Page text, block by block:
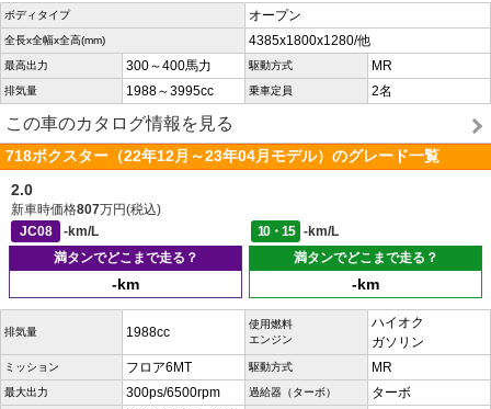
ボディタイプ オープン
全長x全幅x全高(mm) 4385x1800x1280/他
最高出力 300～400馬力 駆動方式 MR
排気量 1988～3995cc 乗車定員 2名
この車のカタログ情報を見る
718ボクスター（22年12月～23年04月モデル）のグレード一覧
2.0
新車時価格807万円(税込)
JC08
-km/L 10・15
-km/L
満タンでどこまで走る？
-km
満タンでどこまで走る？
-km
排気量 1988cc
使用燃料
エンジン
ハイオク
ガソリン
ミッション フロア6MT 駆動方式 MR
最大出力 300ps/6500rpm 過給器（ターボ） ターボ